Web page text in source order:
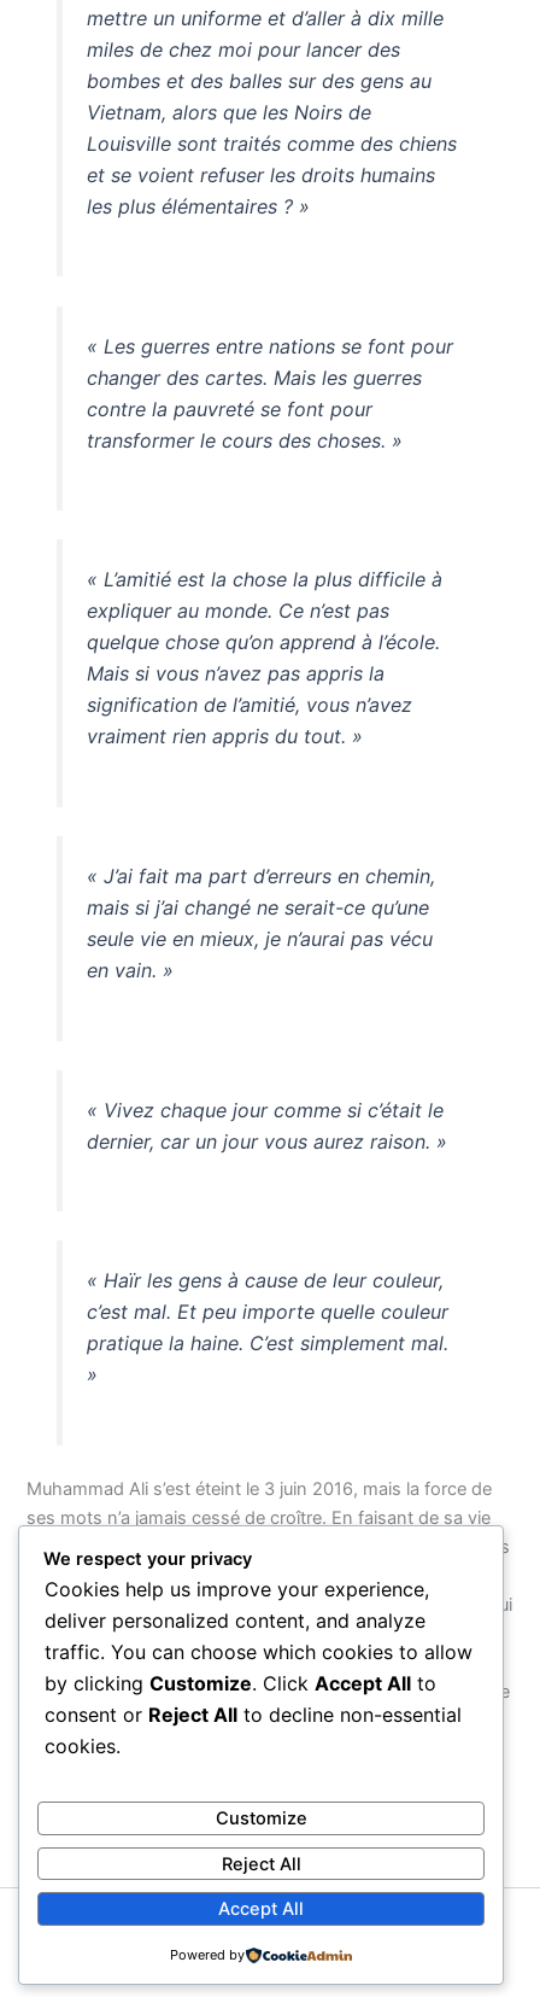
mettre un uniforme et d’aller à dix mille
miles de chez moi pour lancer des
bombes et des balles sur des gens au
Vietnam, alors que les Noirs de
Louisville sont traités comme des chiens
et se voient refuser les droits humains
les plus élémentaires ? »
« Les guerres entre nations se font pour
changer des cartes. Mais les guerres
contre la pauvreté se font pour
transformer le cours des choses. »
« L’amitié est la chose la plus difficile à
expliquer au monde. Ce n’est pas
quelque chose qu’on apprend à l’école.
Mais si vous n’avez pas appris la
signification de l’amitié, vous n’avez
vraiment rien appris du tout. »
« J’ai fait ma part d’erreurs en chemin,
mais si j’ai changé ne serait-ce qu’une
seule vie en mieux, je n’aurai pas vécu
en vain. »
« Vivez chaque jour comme si c’était le
dernier, car un jour vous aurez raison. »
« Haïr les gens à cause de leur couleur,
c’est mal. Et peu importe quelle couleur
pratique la haine. C’est simplement mal.
»
Muhammad Ali s’est éteint le 3 juin 2016, mais la force de
ses mots n’a jamais cessé de croître. En faisant de sa vie
entière — de son nom à ses combats, de sa foi à son refus
d’obéir à une guerre injuste — un acte de résistance
cohérent, il a montré que le véritable courage n’est pas celui
que l’on exerce dans une arène, mais celui que l’on
manifeste face au monde. Ses citations survivront parce
qu’elles ne parlent pas d’un homme : elles parlent de ce que
chaque être humain peut choisir d’être.
PRÉCÉDENT SUIVANT
Copyright © 2026 Proverbial
We respect your privacy
Cookies help us improve your experience,
deliver personalized content, and analyze
traffic. You can choose which cookies to allow
by clicking Customize. Click Accept All to
consent or Reject All to decline non-essential
cookies.
Customize
Reject All
Accept All
Powered by